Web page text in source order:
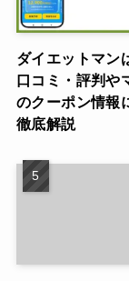
ダイエットマン
口コミ・評判や
のクーポン情報
徹底解説